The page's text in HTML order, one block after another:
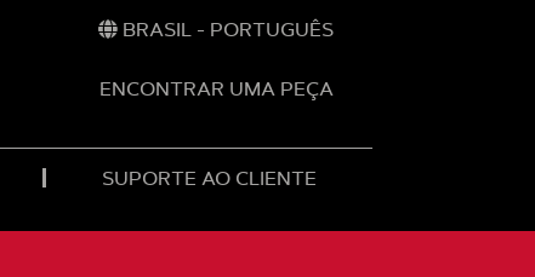
BRASIL - PORTUGUÊS
ENCONTRAR UMA PEÇA
SUPORTE AO CLIENTE